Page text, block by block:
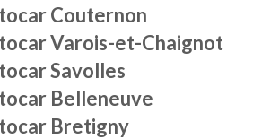
Couternon
Varois-et-Chaignot
Savolles
Belleneuve
Bretigny